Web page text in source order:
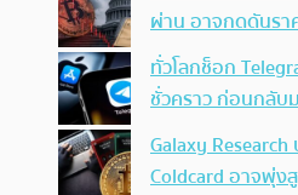
ผ่าน อาจกดดันรา
ทั่วโลกช็อก
ชั่วคราว ก่อนกลับ
Galaxy Research
Coldcard อาจพุ่ง